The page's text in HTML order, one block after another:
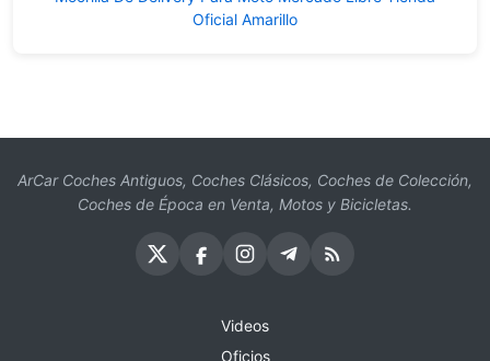
Oficial Amarillo
ArCar Coches Antiguos, Coches Clásicos, Coches de Colección,
Coches de Época en Venta, Motos y Bicicletas.
Videos
Oficios